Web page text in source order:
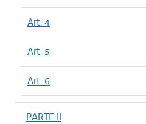
Art. 4
Art. 5
Art. 6
PARTE II